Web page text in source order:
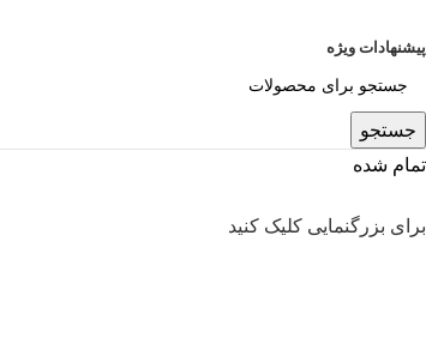
پیشنهادات ویژه
جستجو
تمام شده
برای بزرگنمایی کلیک کنید